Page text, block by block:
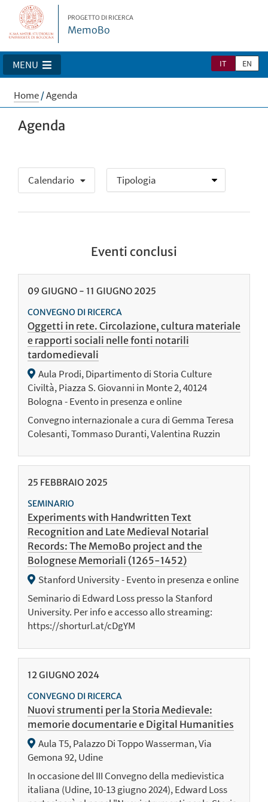
PROGETTO DI RICERCA
MemoBo
IT EN
MENU
Home/Agenda
Agenda
Calendario
Eventi conclusi
09 GIUGNO - 11 GIUGNO 2025
CONVEGNO DI RICERCA
Oggetti in rete. Circolazione, cultura materiale
e rapporti sociali nelle fonti notarili
tardomedievali
Aula Prodi, Dipartimento di Storia Culture
Civiltà, Piazza S. Giovanni in Monte 2, 40124
Bologna - Evento in presenza e online
Convegno internazionale a cura di Gemma Teresa
Colesanti, Tommaso Duranti, Valentina Ruzzin
25 FEBBRAIO 2025
SEMINARIO
Experiments with Handwritten Text
Recognition and Late Medieval Notarial
Records: The MemoBo project and the
Bolognese Memoriali (1265-1452)
Stanford University - Evento in presenza e online
Seminario di Edward Loss presso la Stanford
University. Per info e accesso allo streaming:
https://shorturl.at/cDgYM
12GIUGNO 2024
CONVEGNO DI RICERCA
Nuovi strumenti per la Storia Medievale:
memorie documentarie e Digital Humanities
Aula T5, Palazzo Di Toppo Wasserman, Via
Gemona 92, Udine
In occasione del III Convegno della medievistica
italiana (Udine, 10-13 giugno 2024), Edward Loss